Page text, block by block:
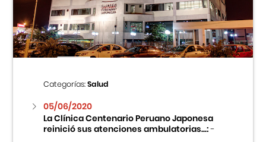
Centro Cultural Peruano Japonés
Cursos
Museo de la Inmigración Japonesa
Fondo Editorial
Teatro Peruano Japonés
Categorías:Salud
05/06/2020
La Clínica Centenario Peruano Japonesa
reinició sus atenciones ambulatorias...:-